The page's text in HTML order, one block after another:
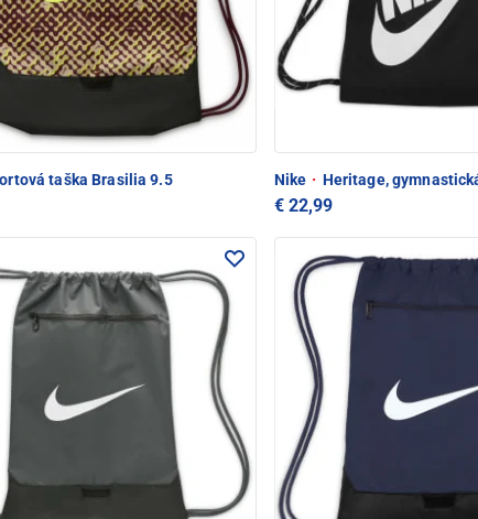
taška Brasilia 9.5 Nike · Heritage,
€ 22,99